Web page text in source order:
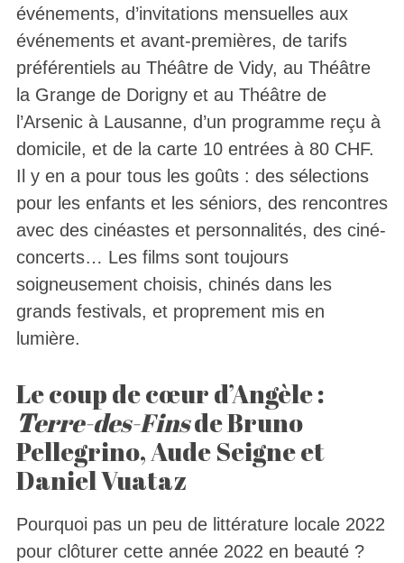
événements, d’invitations mensuelles aux
événements et avant-premières, de tarifs
préférentiels au Théâtre de Vidy, au Théâtre
la Grange de Dorigny et au Théâtre de
l’Arsenic à Lausanne, d’un programme reçu à
domicile, et de la carte 10 entrées à 80 CHF.
Il y en a pour tous les goûts : des sélections
pour les enfants et les séniors, des rencontres
avec des cinéastes et personnalités, des ciné-
concerts… Les films sont toujours
soigneusement choisis, chinés dans les
grands festivals, et proprement mis en
lumière.
Le coup de cœur d’Angèle :
Terre-des-Finsde Bruno
Pellegrino, Aude Seigne et
Daniel Vuataz
Pourquoi pas un peu de littérature locale 2022
pour clôturer cette année 2022 en beauté ?